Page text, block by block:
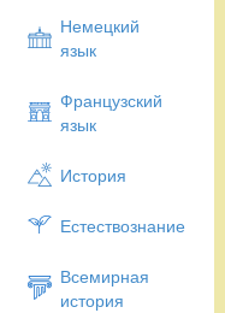
Немецкий
язык
Французский
язык
История
Естествознание
Всемирная
история